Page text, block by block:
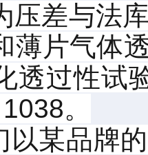
压差与法
薄片气体
透过性试
。
以某品牌的